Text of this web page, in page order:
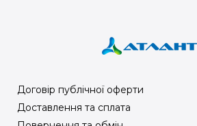
Договір публічної оферти
Доставлення та сплата